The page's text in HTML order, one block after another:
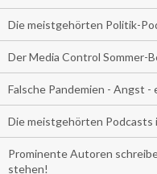
Die meistgehörten Politik-
Der Media Control Sommer-
Falsche Pandemien - Angst
Die meistgehörten Podcasts
Prominente Autoren
stehen!